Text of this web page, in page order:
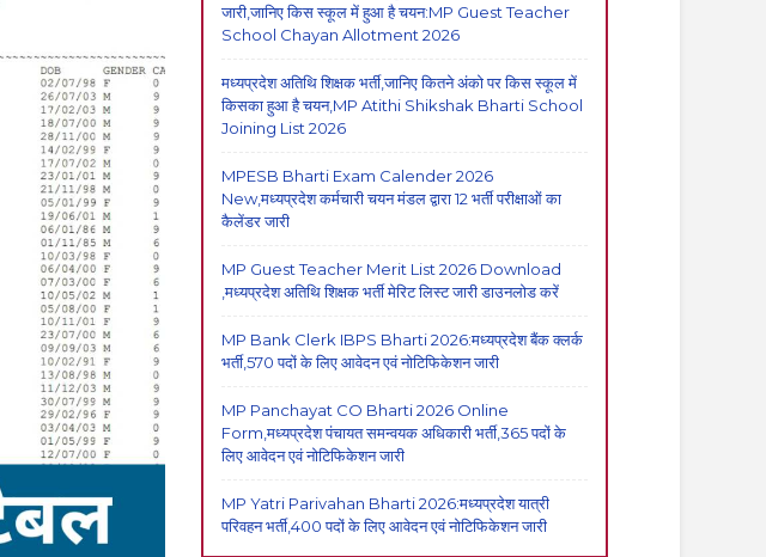
जारी,जानिए किस स्कूल में हुआ है चयन:MP Guest Teacher
School Chayan Allotment 2026
मध्यप्रदेश अतिथि शिक्षक भर्ती,जानिए कितने अंको पर किस स्कूल में
किसका हुआ है चयन,MP Atithi Shikshak Bharti School
Joining List 2026
MPESB Bharti Exam Calender 2026
New,मध्यप्रदेश कर्मचारी चयन मंडल द्वारा 12 भर्ती परीक्षाओं का
कैलेंडर जारी
MP Guest Teacher Merit List 2026 Download
,मध्यप्रदेश अतिथि शिक्षक भर्ती मेरिट लिस्ट जारी डाउनलोड करें
MP Bank Clerk IBPS Bharti 2026:मध्यप्रदेश बैंक क्लर्क
भर्ती,570 पदों के लिए आवेदन एवं नोटिफिकेशन जारी
MP Panchayat CO Bharti 2026 Online
Form,मध्यप्रदेश पंचायत समन्वयक अधिकारी भर्ती,365 पदों के
लिए आवेदन एवं नोटिफिकेशन जारी
MP Yatri Parivahan Bharti 2026:मध्यप्रदेश यात्री
परिवहन भर्ती,400 पदों के लिए आवेदन एवं नोटिफिकेशन जारी